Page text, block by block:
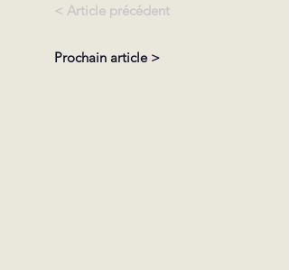
< Article précédent
Prochain article >